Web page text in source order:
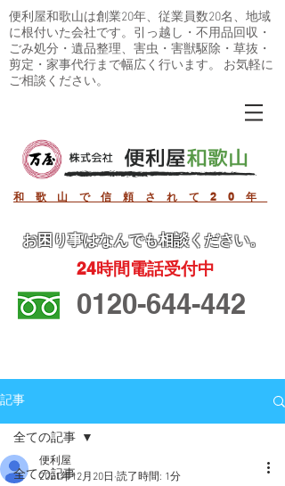
便利屋和歌山は創業20年、従業員数20名、地域
に根付いた会社です。引っ越し・不用品回収・
ごみ処分・遺品整理、害虫・害獣駆除・草抜・
剪定・家事代行まで幅広く行います。 お気軽に
ご相談ください。
和歌山で信頼されて20年
お困り事はなんでも相談ください。
24時間電話受付中
0120-644-442
記事
全ての記事
全ての記事
便利屋
2021年12月20日 読了時間: 1分